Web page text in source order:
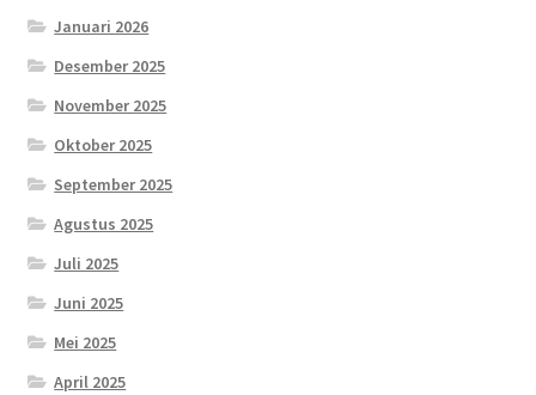
Januari 2026
Desember 2025
November 2025
Oktober 2025
September 2025
Agustus 2025
Juli 2025
Juni 2025
Mei 2025
April 2025